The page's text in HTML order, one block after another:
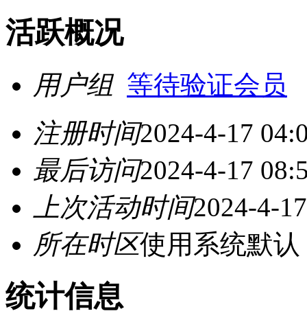
活跃概况
用户组 等待验证会员
注册时间2024-4-17
最后访问2024-4-17
上次活动时间2024-4-
所在时区使用系统默认
统计信息